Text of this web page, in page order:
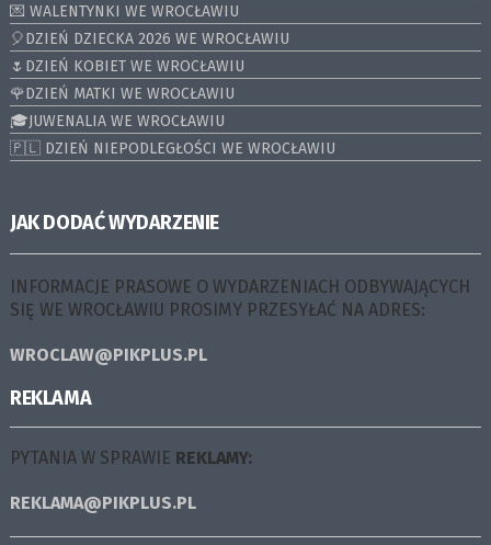
💌 WALENTYNKI WE WROCŁAWIU
🎈DZIEŃ DZIECKA 2026 WE WROCŁAWIU
🌷DZIEŃ KOBIET WE WROCŁAWIU
🌹DZIEŃ MATKI WE WROCŁAWIU
🎓JUWENALIA WE WROCŁAWIU
🇵🇱 DZIEŃ NIEPODLEGŁOŚCI WE WROCŁAWIU
JAK DODAĆ WYDARZENIE
INFORMACJE PRASOWE O WYDARZENIACH ODBYWAJĄCYCH
SIĘ WE WROCŁAWIU PROSIMY PRZESYŁAĆ NA ADRES:
WROCLAW@PIKPLUS.PL
REKLAMA
PYTANIA W SPRAWIE REKLAMY:
REKLAMA@PIKPLUS.PL